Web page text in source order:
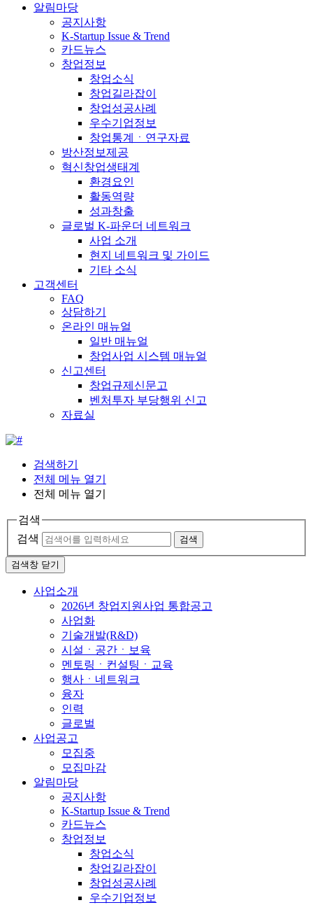
알림마당
공지사항
K-Startup Issue & Trend
카드뉴스
창업정보
창업소식
창업길라잡이
창업성공사례
우수기업정보
창업통계ㆍ연구자료
방산정보제공
혁신창업생태계
환경요인
활동역량
성과창출
글로벌 K-파운더 네트워크
사업 소개
현지 네트워크 및 가이드
기타 소식
고객센터
FAQ
상담하기
온라인 매뉴얼
일반 매뉴얼
창업사업 시스템 매뉴얼
신고센터
창업규제신문고
벤처투자 부당행위 신고
자료실
검색하기
전체 메뉴 열기
전체 메뉴 열기
검색
검색
검색
검색창 닫기
사업소개
2026년 창업지원사업 통합공고
사업화
기술개발(R&D)
시설ㆍ공간ㆍ보육
멘토링ㆍ컨설팅ㆍ교육
행사ㆍ네트워크
융자
인력
글로벌
사업공고
모집중
모집마감
알림마당
공지사항
K-Startup Issue & Trend
카드뉴스
창업정보
창업소식
창업길라잡이
창업성공사례
우수기업정보